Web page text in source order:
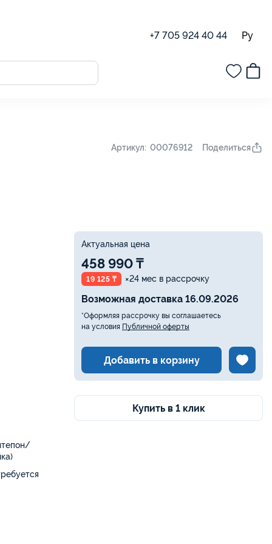
+7 705 924 40 44 Ру
Артикул: 00076912 Поделиться
Актуальная цена
458 990 ₸
19 125 ₸ ×24 мес в рассрочку
Возможная доставка 16.09.2026
*Оформляя рассрочку вы соглашаетесь
на условия Публичной оферты
Добавить в корзину
Купить в 1 клик